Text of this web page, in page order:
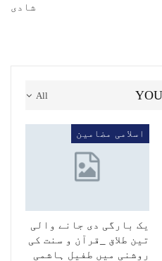
شادی
All
اسلامی مضامین
یک بارگی دی جانے والی
تین طلاق _قرآن و سنت کی
روشنی میں طفیل ہاشمی